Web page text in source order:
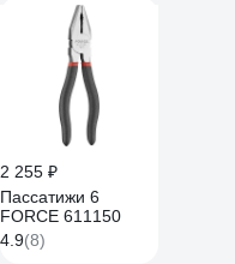
2 255 ₽
Пассатижи 6
FORCE 611150
4.9(8)